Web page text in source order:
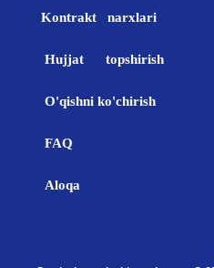
Kontrakt narxlari
Hujjat topshirish
O'qishni ko'chirish
FAQ
Aloqa